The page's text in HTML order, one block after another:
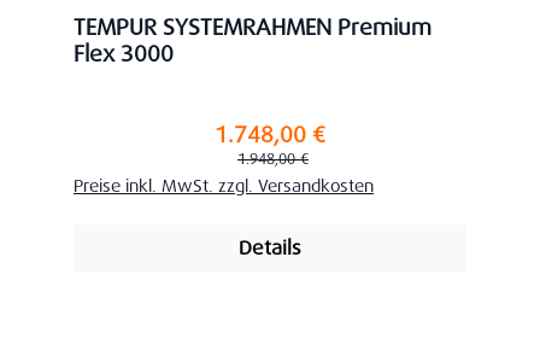
TEMPUR SYSTEMRAHMEN Premium
Flex 3000
Verkaufspreis:1.748,00 €
Regulärer Preis:
1.948,00 €
Preise inkl. MwSt. zzgl. Versandkosten
Details